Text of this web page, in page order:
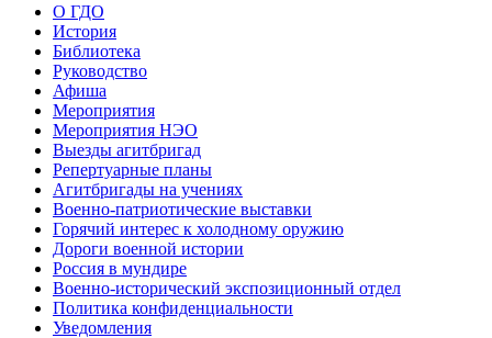
О ГДО
История
Библиотека
Руководство
Афиша
Мероприятия
Мероприятия НЭО
Выезды агитбригад
Репертуарные планы
Агитбригады на учениях
Военно-патриотические выставки
Горячий интерес к холодному оружию
Дороги военной истории
Россия в мундире
Военно-исторический экспозиционный отдел
Политика конфиденциальности
Уведомления